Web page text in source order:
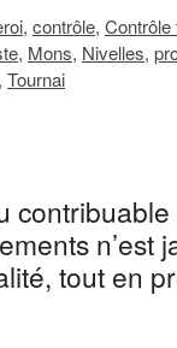
, contrôle,
, Mons, Nivelles,
, Tournai
n’est
tout en